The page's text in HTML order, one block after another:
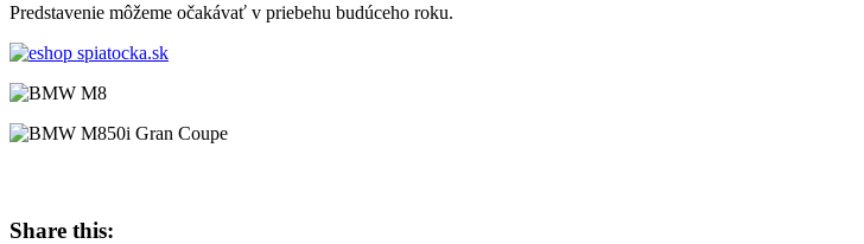
Predstavenie môžeme očakávať v priebehu budúceho roku.
Share this: